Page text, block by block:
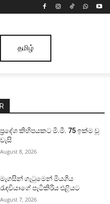
தமிழ்
ප්‍රදේශ කිහිපයකට මි.මී. 75 ඉක්ම වූ
වැසි
August 8, 2026
මැගසින් ගැටුමෙන් මියගිය
රැඳවියාගේ පැටිකිරිය එළියට
August 7, 2026